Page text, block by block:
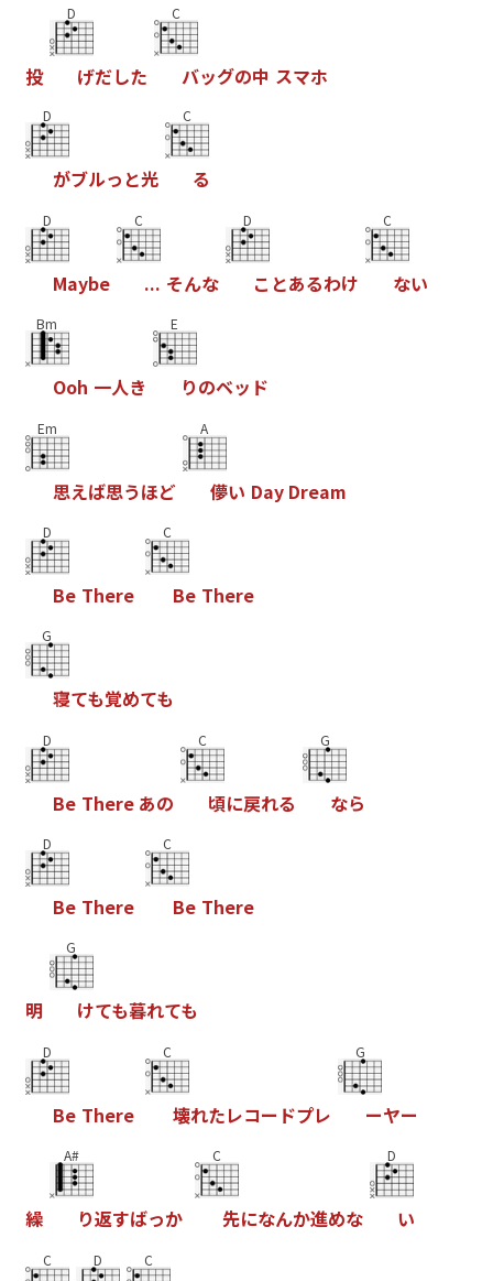
投
D
げだした
C
バッグの中 スマホ
D
がブルっ と光
C
る
D
Maybe
C
... そんな
D
こ とあるわけ
C
ない
Bm
Ooh 一人き
E
りのベッ ド
Em
思えば思うほど
A
儚い Day Dream
D
Be There
C
Be There
G
寝ても覚めても
D
Be There あの
C
頃に戻れる
G
なら
D
Be There
C
Be There
明
G
けても暮れても
D
Be There
C
壊れたレコー ドプレ
G
ーヤー
繰
A#
り返すばっか
C
先になんか進めな
D
い
C D C